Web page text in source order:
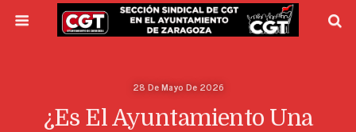
28 De Mayo De 2026
¿Es El Ayuntamiento Una